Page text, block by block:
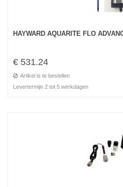
HAYWARD AQUARITE FLO
€ 531.24
Artikel is te bestellen
Levertermijn 2 tot 5 werkdagen